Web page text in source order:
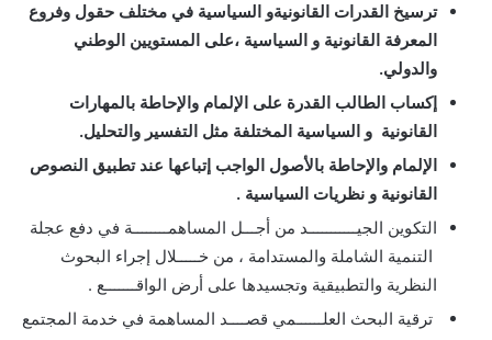
ترسيخ القدرات القانونيةو السياسية في مختلف حقول وفروع
المعرفة القانونية و السياسية ،على المستويين الوطني
والدولي.
إكساب الطالب القدرة على الإلمام والإحاطة بالمهارات
القانونية و السياسية المختلفة مثل التفسير والتحليل.
الإلمام والإحاطة بالأصول الواجب إتباعها عند تطبيق النصوص
القانونية و نظريات السياسية .
التكوين الجيـــــــــــد من أجـــل المساهمــــــــة في دفع عجلة
التنمية الشاملة والمستدامة ، من خـــــلال إجراء البحوث
النظرية والتطبيقية وتجسيدها على أرض الواقـــــــع .
ترقية البحث العلــــــمي قصــــد المساهمة في خدمة المجتمع